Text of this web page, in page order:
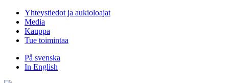
Hyppää
sisältöön
Yhteystiedot ja aukioloajat
Media
Kauppa
Tue toimintaa
På svenska
In English